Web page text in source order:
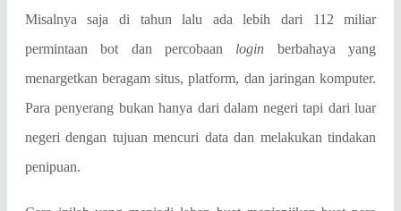
Misalnya saja di tahun lalu ada lebih dari 112 miliar
permintaan bot dan percobaan login berbahaya yang
menargetkan beragam situs, platform, dan jaringan komputer.
Para penyerang bukan hanya dari dalam negeri tapi dari luar
negeri dengan tujuan mencuri data dan melakukan tindakan
penipuan.